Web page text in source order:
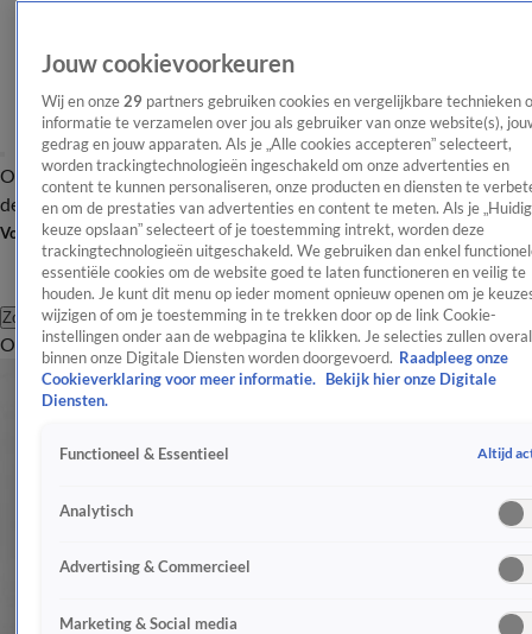
OverzichtAfleveringen Entertainment TV Algemeen
Tip
de redactieNieuwsbrief
Volg Shownieuws
Zoeken
OverzichtEntertainmentSpraakmakendRealityCrimeVideo's
Jouw cookievoorkeuren
Wij en onze 29 partners gebruiken cookies en vergelijkbare technieken
informatie te verzamelen over jou als gebruiker van onze website(s),
gedrag en jouw apparaten. Als je „Alle cookies accepteren” selecteert,
worden trackingtechnologieën ingeschakeld om onze advertenties en
content te kunnen personaliseren, onze producten en diensten te
en om de prestaties van advertenties en content te meten. Als je
keuze opslaan” selecteert of je toestemming intrekt, worden deze
trackingtechnologieën uitgeschakeld. We gebruiken dan enkel
essentiële cookies om de website goed te laten functioneren en veilig te
houden. Je kunt dit menu op ieder moment opnieuw openen om je
wijzigen of om je toestemming in te trekken door op de link Cookie-
instellingen onder aan de webpagina te klikken. Je selecties zullen overal
binnen onze Digitale Diensten worden doorgevoerd. Raadpleeg onze
Cookieverklaring voor meer informatie.
Bekijk hier onze Digitale
Diensten.
Functioneel & Essentieel Altijd
Analytisch
Advertising & Commercieel
Marketing & Social media